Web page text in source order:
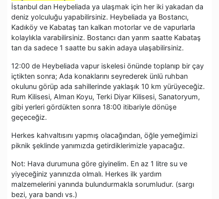
İstanbul dan Heybeliada ya ulaşmak için her iki yakadan da
deniz yolculuğu yapabilirsiniz. Heybeliada ya Bostancı,
Kadıköy ve Kabataş tan kalkan motorlar ve de vapurlarla
kolaylıkla varabilirsiniz. Bostancı dan yarım saatte Kabataş
tan da sadece 1 saatte bu sakin adaya ulaşabilirsiniz.
12:00 de Heybeliada vapur iskelesi önünde toplanıp bir çay
içtikten sonra; Ada konaklarını seyrederek ünlü ruhban
okulunu görüp ada sahillerinde yaklaşık 10 km yürüyeceğiz.
Rum Kilisesi, Alman Koyu, Terki Diyar Kilisesi, Sanatoryum,
gibi yerleri gördükten sonra 18:00 itibariyle dönüşe
geçeceğiz.
Herkes kahvaltısını yapmış olacağından, öğle yemeğimizi
piknik şeklinde yanımızda getirdiklerimizle yapacağız.
Not: Hava durumuna göre giyinelim. En az 1 litre su ve
yiyeceğiniz yanınızda olmalı. Herkes ilk yardım
malzemelerini yanında bulundurmakla sorumludur. (sargı
bezi, yara bandı vs.)